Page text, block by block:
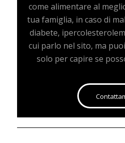
come alimentare al
tua famiglia, in caso di
diabete,
cui parlo nel sito, ma
solo per capire se